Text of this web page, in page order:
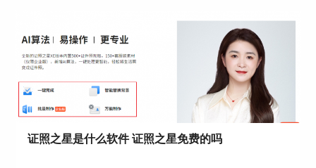
证照之星是什么软件 证照之星免费的吗